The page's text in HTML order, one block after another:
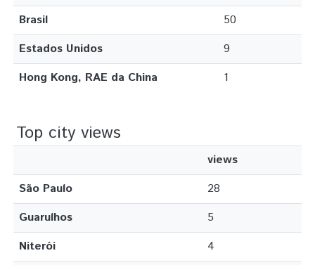
Brasil
50
Estados Unidos
9
Hong Kong, RAE da China
1
Top city views
views
São Paulo
28
Guarulhos
5
Niterói
4